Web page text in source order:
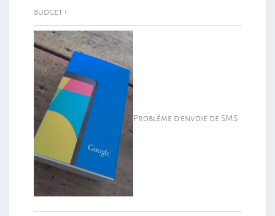
budget !
Problème d’envoie de SMS